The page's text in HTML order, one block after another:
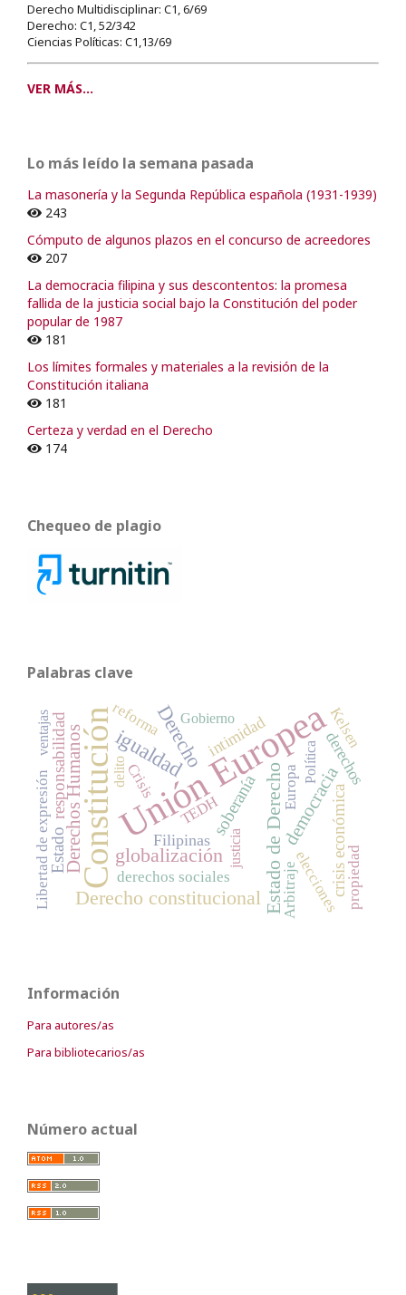
Derecho Multidisciplinar: C1, 6/69
Derecho: C1, 52/342
Ciencias Políticas: C1,13/69
VER MÁS...
Lo más leído la semana pasada
La masonería y la Segunda República española (1931-1939)
243
Cómputo de algunos plazos en el concurso de acreedores
207
La democracia filipina y sus descontentos: la promesa
fallida de la justicia social bajo la Constitución del poder
popular de 1987
181
Los límites formales y materiales a la revisión de la
Constitución italiana
181
Certeza y verdad en el Derecho
174
Chequeo de plagio
Palabras clave
Unión Europea
Constituciónigualdad
Estado de Derecho
globalización
Derecho constitucional
Derecho
democracia
Derechos Humanos crisis económica
Estado
soberanía
responsabilidad intimidad
Filipinas
derechos
Crisis
reforma
Libertad de expresión derechos sociales
TEDH
elecciones
Europa
Arbitraje propiedad
Kelsen
Política
Gobierno
justicia
delito
ventajas
Información
Para autores/as
Para bibliotecarios/as
Número actual